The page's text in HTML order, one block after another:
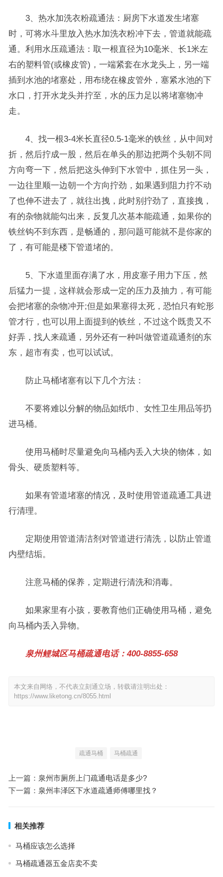
3、热水加洗衣粉疏通法：厨房下水道发生堵塞
时，可将水斗里放入热水加洗衣粉冲下去，管道就能疏
通。利用水压疏通法：取一根直径为10毫米、长1米左
右的塑料管(或橡皮管)，一端紧套在水龙头上，另一端
插到水池的堵塞处，用布绕在橡皮管外，塞紧水池的下
水口，打开水龙头并拧至，水的压力足以将堵塞物冲
走。
4、找一根3-4米长直径0.5-1毫米的铁丝，从中间对
折，然后拧成一股，然后在单头的那边把两个头朝不同
方向弯一下，然后把这头伸到下水管中，抓住另一头，
一边往里顺一边朝一个方向拧劲，如果遇到阻力拧不动
了也伸不进去了，就往出拽，此时别拧劲了，直接拽，
有的杂物就能勾出来，反复几次基本能疏通，如果你的
铁丝钩不到东西，是畅通的，那问题可能就不是你家的
了，有可能是楼下管道堵的。
5、下水道里面存满了水，用皮塞子用力下压，然
后猛力一提，这样就会形成一定的压力及抽力，有可能
会把堵塞的杂物冲开;但是如果塞得太死，恐怕只有蛇形
管才行，也可以用上面提到的铁丝，不过这个既贵又不
好弄，找人来疏通，另外还有一种叫做管道疏通剂的东
东，超市有卖，也可以试试。
防止马桶堵塞有以下几个方法：
不要将难以分解的物品如纸巾、女性卫生用品等扔
进马桶。
使用马桶时尽量避免向马桶内丢入大块的物体，如
骨头、硬质塑料等。
如果有管道堵塞的情况，及时使用管道疏通工具进
行清理。
定期使用管道清洁剂对管道进行清洗，以防止管道
内壁结垢。
注意马桶的保养，定期进行清洗和消毒。
如果家里有小孩，要教育他们正确使用马桶，避免
向马桶内丢入异物。
泉州鲤城区马桶疏通电话：400-8855-658
本文来自网络，不代表立刻通立场，转载请注明出处：
https://www.liketong.cn/8055.html
疏通马桶 马桶疏通
上一篇： 泉州市厕所上门疏通电话是多少?
下一篇： 泉州丰泽区下水道疏通师傅哪里找？
相关推荐
马桶应该怎么选择
马桶疏通器五金店卖不卖